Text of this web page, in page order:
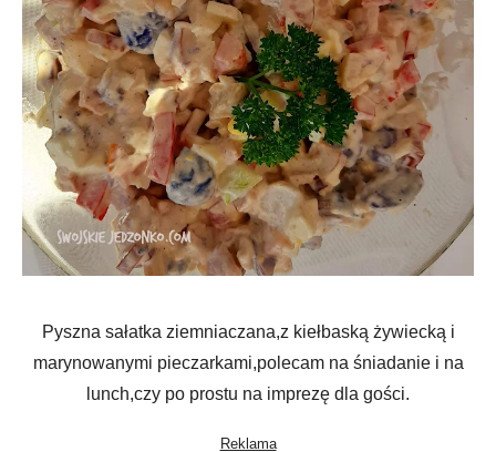
Pyszna sałatka ziemniaczana,z kiełbaską żywiecką i
marynowanymi pieczarkami,polecam na śniadanie i na
lunch,czy po prostu na imprezę dla gości.